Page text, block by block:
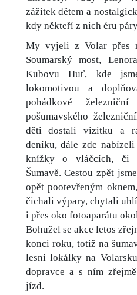
zážitek dětem a
kdy někteří z nich éru
My vyjeli z Volar přes
Soumarský most,
Kubovu Huť, kde
lokomotivou a
pohádkové
pošumavského
děti dostali vizitku a
deníku, dále zde
knížky o vláčcích, či
Šumavě. Cestou zpět
opět pootevřeným
čichali výpary, chytali
i přes oko fotoaparátu
Bohužel se akce letos
konci roku, totiž na
lesní lokálky na
dopravce a s ním
jízd.